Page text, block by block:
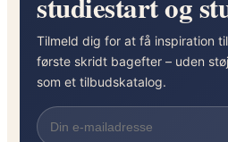
Tilmeld dig for at få inspiration
første skridt bagefter – uden
som et tilbudskatalog.